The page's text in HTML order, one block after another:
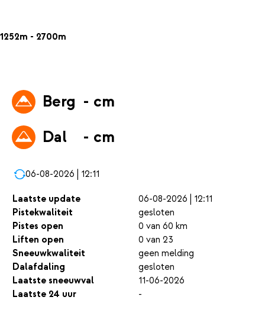
1252m - 2700m
Berg - cm
Dal
- cm
06-08-2026 | 12:11
Laatste update
06-08-2026 | 12:11
Pistekwaliteit
gesloten
Pistes open
0 van 60 km
Liften open
0 van 23
Sneeuwkwaliteit
geen melding
Dalafdaling
gesloten
Laatste sneeuwval
11-06-2026
Laatste 24 uur
-